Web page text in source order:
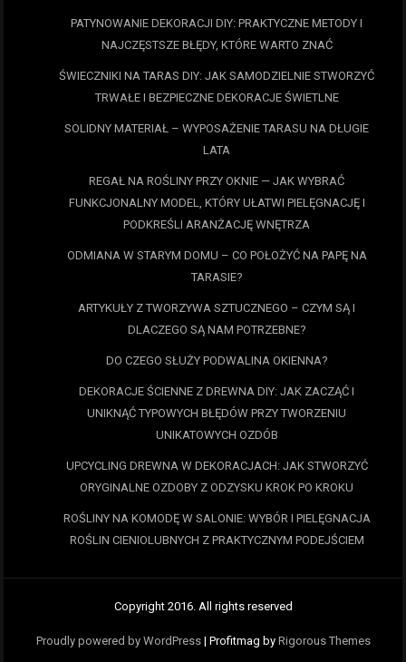
PATYNOWANIE DEKORACJI DIY: PRAKTYCZNE METODY I
NAJCZĘSTSZE BŁĘDY, KTÓRE WARTO ZNAĆ
ŚWIECZNIKI NA TARAS DIY: JAK SAMODZIELNIE STWORZYĆ
TRWAŁE I BEZPIECZNE DEKORACJE ŚWIETLNE
SOLIDNY MATERIAŁ – WYPOSAŻENIE TARASU NA DŁUGIE
LATA
REGAŁ NA ROŚLINY PRZY OKNIE — JAK WYBRAĆ
FUNKCJONALNY MODEL, KTÓRY UŁATWI PIELĘGNACJĘ I
PODKREŚLI ARANŻACJĘ WNĘTRZA
ODMIANA W STARYM DOMU – CO POŁOŻYĆ NA PAPĘ NA
TARASIE?
ARTYKUŁY Z TWORZYWA SZTUCZNEGO – CZYM SĄ I
DLACZEGO SĄ NAM POTRZEBNE?
DO CZEGO SŁUŻY PODWALINA OKIENNA?
DEKORACJE ŚCIENNE Z DREWNA DIY: JAK ZACZĄĆ I
UNIKNĄĆ TYPOWYCH BŁĘDÓW PRZY TWORZENIU
UNIKATOWYCH OZDÓB
UPCYCLING DREWNA W DEKORACJACH: JAK STWORZYĆ
ORYGINALNE OZDOBY Z ODZYSKU KROK PO KROKU
ROŚLINY NA KOMODĘ W SALONIE: WYBÓR I PIELĘGNACJA
ROŚLIN CIENIOLUBNYCH Z PRAKTYCZNYM PODEJŚCIEM
Copyright 2016. All rights reserved
Proudly powered by WordPress | Profitmag by Rigorous Themes